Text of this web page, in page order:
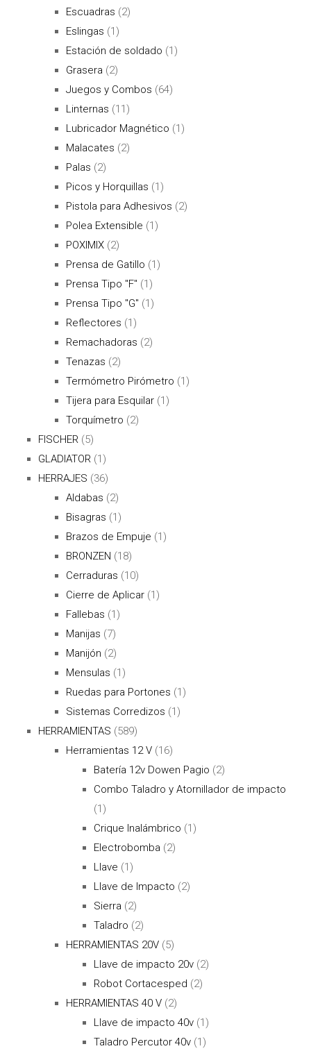
Escuadras (2)
Eslingas (1)
Estación de soldado (1)
Grasera (2)
Juegos y Combos (64)
Linternas (11)
Lubricador Magnético (1)
Malacates (2)
Palas (2)
Picos y Horquillas (1)
Pistola para Adhesivos (2)
Polea Extensible (1)
POXIMIX (2)
Prensa de Gatillo (1)
Prensa Tipo "F" (1)
Prensa Tipo "G" (1)
Reflectores (1)
Remachadoras (2)
Tenazas (2)
Termómetro Pirómetro (1)
Tijera para Esquilar (1)
Torquímetro (2)
FISCHER (5)
GLADIATOR (1)
HERRAJES (36)
Aldabas (2)
Bisagras (1)
Brazos de Empuje (1)
BRONZEN (18)
Cerraduras (10)
Cierre de Aplicar (1)
Fallebas (1)
Manijas (7)
Manijón (2)
Mensulas (1)
Ruedas para Portones (1)
Sistemas Corredizos (1)
HERRAMIENTAS (589)
Herramientas 12 V (16)
Batería 12v Dowen Pagio (2)
Combo Taladro y Atornillador de impacto
(1)
Crique Inalámbrico (1)
Electrobomba (2)
Llave (1)
Llave de Impacto (2)
Sierra (2)
Taladro (2)
HERRAMIENTAS 20V (5)
Llave de impacto 20v (2)
Robot Cortacesped (2)
HERRAMIENTAS 40 V (2)
Llave de impacto 40v (1)
Taladro Percutor 40v (1)